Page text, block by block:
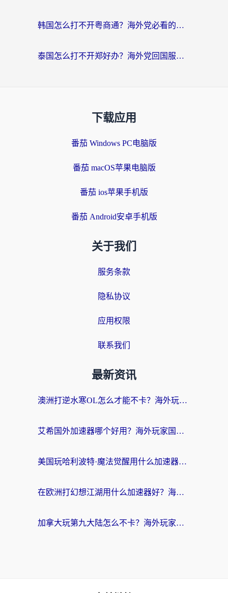
韩国怎么打不开粤商通？海外党必看的回国加速器选择指南（附加拿大农行俄罗斯有缘网解决方案）
泰国怎么打不开郑好办？海外党回国服务+影音追剧全搞定的实用指南
下载应用
番茄 Windows PC电脑版
番茄 macOS苹果电脑版
番茄 ios苹果手机版
番茄 Android安卓手机版
关于我们
服务条款
隐私协议
应用权限
联系我们
最新资讯
澳洲打逆水寒OL怎么才能不卡？海外玩家国服游戏加速终极指南（附梦幻模拟战地铁跑酷解决办法）
艾希国外加速器哪个好用？海外玩家国服游戏畅玩终极指南（附欧洲玩鸣潮街头篮球实测）
美国玩哈利波特·魔法觉醒用什么加速器？告别延迟的终极指南（含免费QQ炫舞方案+印尼妄想山海秘籍）
在欧洲打幻想江湖用什么加速器好？海外玩家国服游戏畅玩指南
加拿大玩第九大陆怎么不卡？海外玩家国服游戏加速全攻略（附足球世界萤火突击实测）